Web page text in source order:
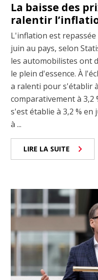
La baisse des
ralentir
L'inflation est repassée
juin au pays, selon
les automobilistes ont
le plein d'essence. À
a ralenti pour s'établir
comparativement à 3,2
s'est établie à 3,2 %
à ...
LIRE LA SUITE